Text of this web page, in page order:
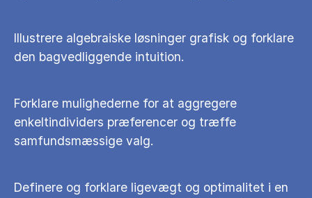
Illustrere algebraiske løsninger grafisk og forklare
den bagvedliggende intuition.
Forklare mulighederne for at aggregere
enkeltindividers præferencer og træffe
samfundsmæssige valg.
Definere og forklare ligevægt og optimalitet i en